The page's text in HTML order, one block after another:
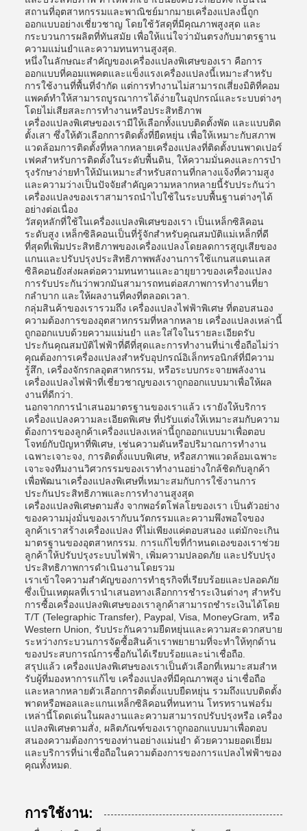
สถานที่อุตสาหกรรมและพาณิชย์มากมายเครื่องแปลงนี้ถูก
ออกแบบอย่างเชี่ยวชาญ โดยใช้วัสดุที่มีคุณภาพสูงสุด และ
กระบวนการผลิตที่ทันสมัย เพื่อให้แน่ใจว่ามันตรงกับมาตรฐาน
ความแม่นยําและความทนทานสูงสุด.
หนึ่งในลักษณะสําคัญของเครื่องแปลงพิเศษของเรา คือการ
ออกแบบที่คอมแพคตและแข็งแรงเครื่องแปลงนี้เหมาะสําหรับ
การใช้งานที่พื้นที่จํากัด แต่การทํางานไม่สามารถเสี่ยงมิติที่คอม
แพคต์ทําให้สามารถบูรณาการได้ง่ายในอุปกรณ์และระบบต่างๆ
โดยไม่เสียสละการทํางานหรือประสิทธิภาพ
เครื่องแปลงพิเศษของเรามีให้เลือกทั้งแบบติดตั้งพัด และแบบติด
ตั้งเสา ซึ่งให้ตัวเลือกการติดตั้งที่ยืดหยุ่น เพื่อให้เหมาะกับสภาพ
แวดล้อมการติดตั้งที่หลากหลายเครื่องแปลงที่ติดตั้งบนพาดเปอร์
เฟคสําหรับการติดตั้งในระดับพื้นดิน, ให้ความมั่นคงและการบํา
รุงรักษาง่ายทําให้มันเหมาะสําหรับสถานที่กลางแจ้งที่ความสูง
และความว่างเป็นปัจจัยสําคัญความหลากหลายนี้รับประกันว่า
เครื่องแปลงของเราสามารถนําไปใช้ในระบบพื้นฐานต่างๆได้
อย่างต่อเนื่อง
วัสดุหลักที่ใช้ในเครื่องแปลงพิเศษของเรา เป็นเหล็กซิลิคอน
ระดับสูง เหล็กซิลิคอนเป็นที่รู้จักสําหรับคุณสมบัติแม่เหล็กที่ดี
ที่สุดที่เพิ่มประสิทธิภาพของเครื่องแปลงโดยลดการสูญเสียของ
แกนและปรับปรุงประสิทธิภาพพลังงานการใช้แกนสแตนเลส
ซิลิคอนยังส่งผลต่อความทนทานและอายุยาวของเครื่องแปลง
การรับประกันว่าพวกมันสามารถทนต่อสภาพการทํางานที่ยา
กลําบาก และให้ผลงานที่คงที่ตลอดเวลา.
กลุ่มสินค้าของเรารวมถึง เครื่องแปลงไฟฟ้าพิเศษ ที่ตอบสนอง
ความต้องการของอุตสาหกรรมที่หลากหลาย เครื่องแปลงเหล่านี้
ถูกออกแบบด้วยความแม่นยํา และใส่ใจในรายละเอียดรับ
ประกันคุณสมบัติไฟฟ้าที่ดีที่สุดและการทํางานที่น่าเชื่อถือไม่ว่า
คุณต้องการเครื่องแปลงสําหรับอุปกรณ์อิเล็กทรอนิกส์ที่มีความ
รู้สึก, เครื่องจักรกลอุตสาหกรรม, หรือระบบกระจายพลังงาน
เครื่องแปลงไฟฟ้าที่เชี่ยวชาญของเราถูกออกแบบมาเพื่อให้ผล
งานที่ดีกว่า.
นอกจากการนําเสนอมาตรฐานของเราแล้ว เรายังให้บริการ
เครื่องแปลงความละเอียดพิเศษ ที่ปรับแต่งให้เหมาะสมกับความ
ต้องการของลูกค้าเครื่องแปลงเหล่านี้ถูกออกแบบมาเพื่อตอบ
โจทย์กับปัญหาที่พิเศษ, เช่นความดันหรือปริมาณการทํางาน
เฉพาะเจาะจง, การติดตั้งแบบพิเศษ, หรือสภาพแวดล้อมเฉพาะ
เจาะจงทีมงานวิศวกรรมของเราทํางานอย่างใกล้ชิดกับลูกค้า
เพื่อพัฒนาเครื่องแปลงพิเศษที่เหมาะสมกับการใช้งานการ
ประกันประสิทธิภาพและการทํางานสูงสุด
เครื่องแปลงพิเศษตามสั่ง จากพอร์ตโฟลโยของเรา เป็นตัวอย่าง
ของความมุ่งมั่นของเรากับนวัตกรรมและความพึงพอใจของ
ลูกค้าเราสร้างเครื่องแปลง ที่ไม่เพียงแค่ตอบสนอง แต่มักจะเกิน
มาตรฐานของอุตสาหกรรม. การแก้ไขที่กําหนดเองของเราช่วย
ลูกค้าให้ปรับปรุงระบบไฟฟ้า, เพิ่มความปลอดภัย และปรับปรุง
ประสิทธิภาพการดําเนินงานโดยรวม
เราเข้าใจความสําคัญของการทําธุรกิจที่เรียบร้อยและปลอดภัย
ซึ่งเป็นเหตุผลที่เรานําเสนอทางเลือกการชําระเงินต่างๆ สําหรับ
การซื้อเครื่องแปลงพิเศษของเราลูกค้าสามารถชําระเงินได้โดย
T/T (Telegraphic Transfer), Paypal, Visa, MoneyGram, หรือ
Western Union, รับประกันความยืดหยุ่นและความสะดวกสบาย
ระหว่างกระบวนการจัดซื้อสินค้าเราพยายามที่จะทําให้ทุกด้าน
ของประสบการณ์การซื้อกันได้เรียบร้อยและน่าเชื่อถือ.
สรุปแล้ว เครื่องแปลงพิเศษของเราเป็นตัวเลือกที่เหมาะสมสําห
รับผู้ที่มองหาการแก้ไข เครื่องแปลงที่มีคุณภาพสูง น่าเชื่อถือ
และหลากหลายตัวเลือกการติดตั้งแบบยืดหยุ่น รวมถึงแบบติดตั้ง
พาดหรือพอลและแกนเหล็กซิลิคอนที่ทนทาน โทรทรานฟอร์ม
เหล่านี้โดดเด่นในผลงานและความสามารถปรับปรุงหรือ เครื่อง
แปลงพิเศษตามสั่ง, ผลิตภัณฑ์ของเราถูกออกแบบมาเพื่อตอบ
สนองความต้องการของท่านอย่างแม่นยํา ด้วยความยอดเยี่ยม
และบริการที่น่าเชื่อถือในความต้องการของการแปลงไฟฟ้าของ
คุณทั้งหมด.
การใช้งาน: